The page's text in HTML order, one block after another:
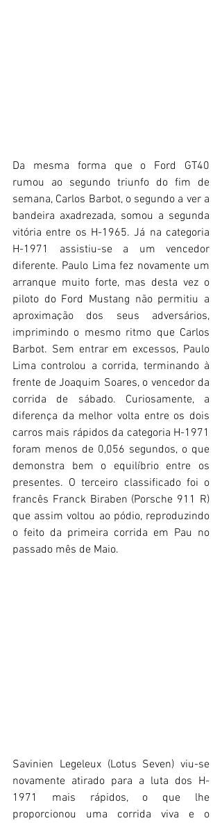
Da mesma forma que o Ford GT40
rumou ao segundo triunfo do fim de
semana, Carlos Barbot, o segundo a ver a
bandeira axadrezada, somou a segunda
vitória entre os H-1965. Já na categoria
H-1971 assistiu-se a um vencedor
diferente. Paulo Lima fez novamente um
arranque muito forte, mas desta vez o
piloto do Ford Mustang não permitiu a
aproximação dos seus adversários,
imprimindo o mesmo ritmo que Carlos
Barbot. Sem entrar em excessos, Paulo
Lima controlou a corrida, terminando à
frente de Joaquim Soares, o vencedor da
corrida de sábado. Curiosamente, a
diferença da melhor volta entre os dois
carros mais rápidos da categoria H-1971
foram menos de 0,056 segundos, o que
demonstra bem o equilíbrio entre os
presentes. O terceiro classificado foi o
francês Franck Biraben (Porsche 911 R)
que assim voltou ao pódio, reproduzindo
o feito da primeira corrida em Pau no
passado mês de Maio.
Savinien Legeleux (Lotus Seven) viu-se
novamente atirado para a luta dos H-
1971 mais rápidos, o que lhe
proporcionou uma corrida viva e o